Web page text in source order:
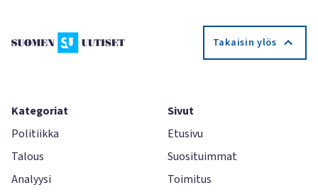
Takaisin ylös
Kategoriat
Politiikka
Talous
Analyysi
Sivut
Etusivu
Suosituimmat
Toimitus